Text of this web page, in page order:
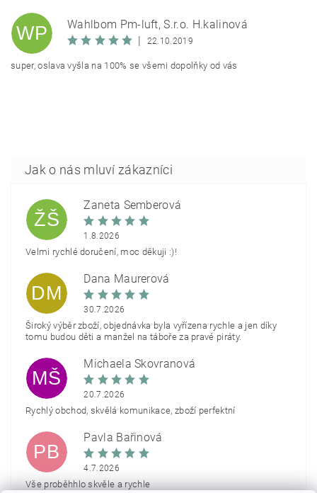
WP
Wahlbom Pm-luft, S.r.o. H.kalinová
|
22.10.2019
super, oslava vyšla na 100% se všemi dopolňky od vás
ŽŠ
Žaneta Šemberová
1.8.2026
Velmi rychlé doručení, moc děkuji :)!
DM
Dana Maurerová
30.7.2026
Široký výběr zboží, objednávka byla vyřízena rychle a jen díky
tomu budou děti a manžel na táboře za pravé piráty.
MŠ
Michaela Škovranová
20.7.2026
Rychlý obchod, skvělá komunikace, zboží perfektní
PB
Pavla Bařinová
4.7.2026
Vše proběhhlo skvěle a rychle